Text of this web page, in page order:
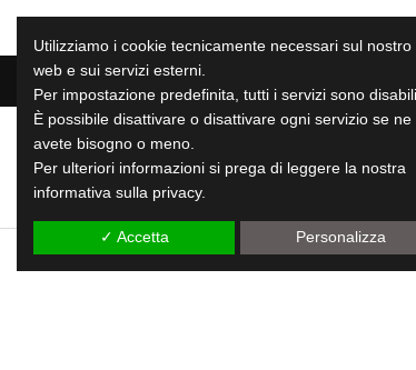
LeapLytics
Soluzioni di reporting leap
Utilizziamo i cookie tecnicamente necessari sul nostro
web e sui servizi esterni.
Per impostazione predefinita, tutti i servizi sono
È possibile disattivare o disattivare ogni servizio se ne
avete bisogno o meno.
Per ulteriori informazioni si prega di leggere la nostra
informativa sulla privacy.
✓ Accetta Personalizza